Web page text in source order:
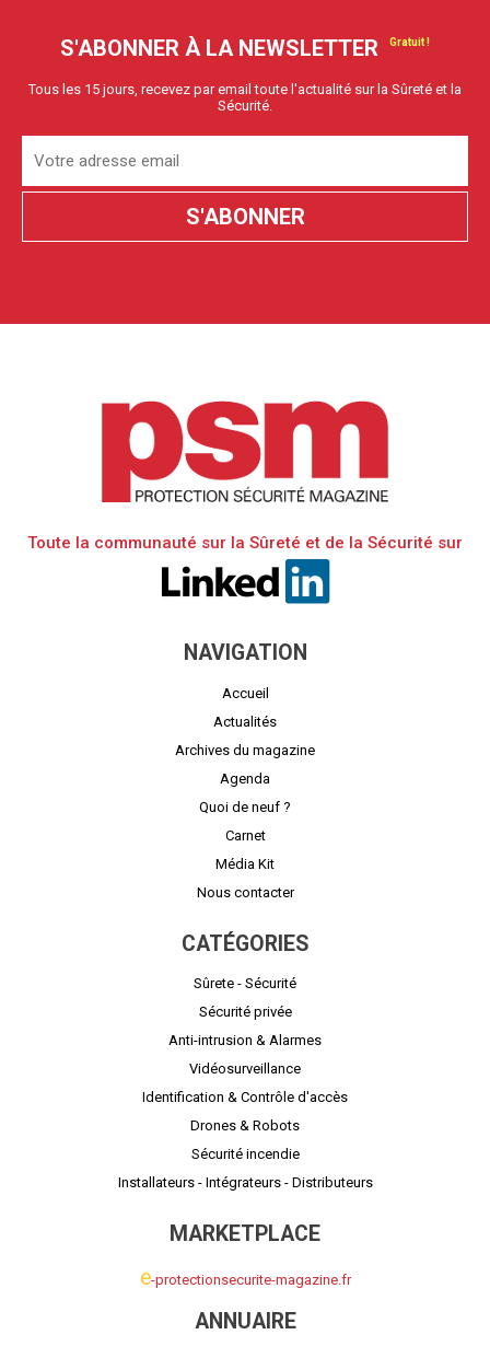
S'ABONNER À LA NEWSLETTER
Tous les 15 jours, recevez par email toute l'actualité sur la Sûreté et la
Sécurité.
Toute la communauté sur la Sûreté et de la Sécurité sur
NAVIGATION
Accueil
Actualités
Archives du magazine
Agenda
Quoi de neuf ?
Carnet
Média Kit
Nous contacter
CATÉGORIES
Sûrete - Sécurité
Sécurité privée
Anti-intrusion & Alarmes
Vidéosurveillance
Identification & Contrôle d'accès
Drones & Robots
Sécurité incendie
Installateurs - Intégrateurs - Distributeurs
MARKETPLACE
e-protectionsecurite-magazine.fr
ANNUAIRE